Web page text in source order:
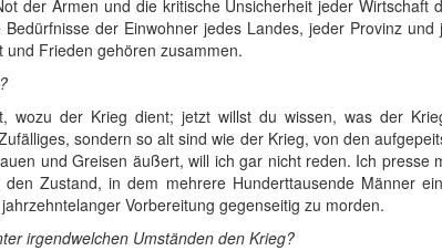
der Armen und die kritische Unsicherheit jeder
der Einwohner jedes Landes, jeder Provinz
Frieden gehören zusammen.
wozu der Krieg dient; jetzt willst du wissen, was der
sondern so alt sind wie der Krieg, von den
und Greisen äußert, will ich gar nicht reden. Ich presse
Zustand, in dem mehrere Hunderttausende Männer
Vorbereitung gegenseitig zu morden.
irgendwelchen Umständen den Krieg?